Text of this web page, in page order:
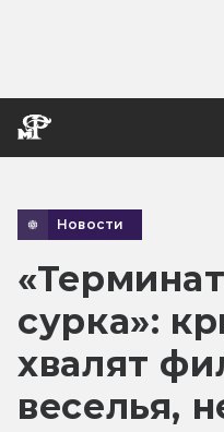
Новости
сурка»:
хвалят
веселья,